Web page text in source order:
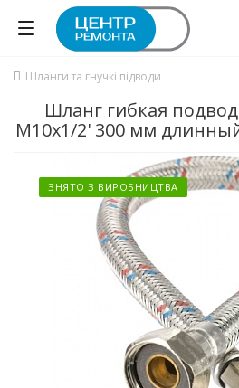
Шланги та гнучкі підводи
Шланг гибкая
М10x1/2' 300 мм длинный
ЗНЯТО З ВИРОБНИЦТВА